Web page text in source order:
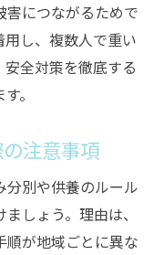
害につながるためで
し、複数人で重い
全対策を徹底する
。
注意事項
分別や供養のルール
しょう。理由は、
順が地域ごとに異な